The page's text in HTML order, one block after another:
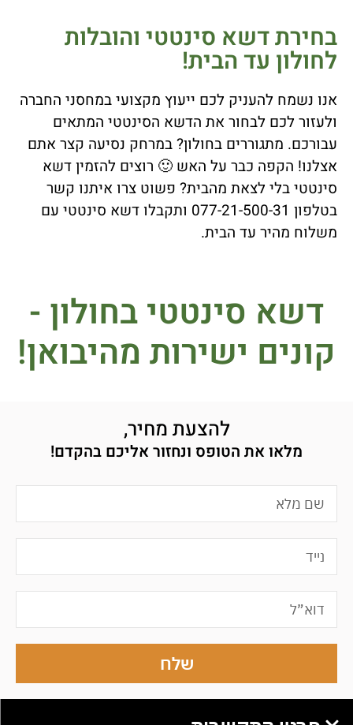
בחירת דשא סינטטי והובלות
לחולון עד הבית!
אנו נשמח להעניק לכם ייעוץ מקצועי במחסני החברה
ולעזור לכם לבחור את הדשא הסינטטי המתאים
עבורכם. מתגוררים בחולון? במרחק נסיעה קצר אתם
אצלנו! הקפה כבר על האש 🙂 רוצים להזמין דשא
סינטטי בלי לצאת מהבית? פשוט צרו איתנו קשר
בטלפון 077-21-500-31 ותקבלו דשא סינטטי עם
משלוח מהיר עד הבית.
דשא סינטטי בחולון -
קונים ישירות מהיבואן!
להצעת מחיר,
מלאו את הטופס ונחזור אליכם בהקדם!
שלח